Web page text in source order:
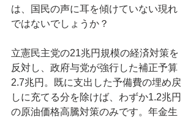
は、国民の声に耳を傾けていない現れ
ではないでしょうか？
立憲民主党の21兆円規模の経済対策を
反対し、政府与党が強行した補正予算
2.7兆円。既に支出した予備費の埋め戻
しに充てる分を除けば、わずか1.2兆円
の原油価格高騰対策のみです。年金生